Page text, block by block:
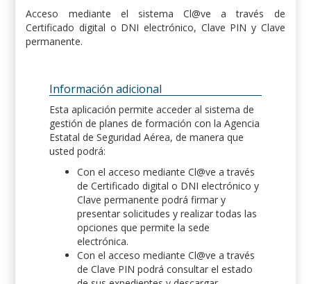
Acceso mediante el sistema Cl@ve a través de
Certificado digital o DNI electrónico, Clave PIN y Clave
permanente.
Información adicional
Esta aplicación permite acceder al sistema de
gestión de planes de formación con la Agencia
Estatal de Seguridad Aérea, de manera que
usted podrá:
Con el acceso mediante Cl@ve a través
de Certificado digital o DNI electrónico y
Clave permanente podrá firmar y
presentar solicitudes y realizar todas las
opciones que permite la sede
electrónica.
Con el acceso mediante Cl@ve a través
de Clave PIN podrá consultar el estado